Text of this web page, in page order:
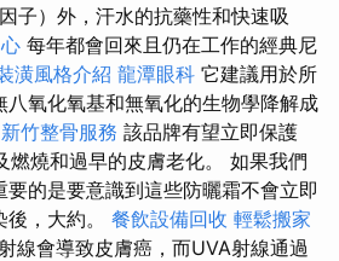
子）外，汗水的抗藥性和快速吸
每年都會回來且仍在工作的經典尼
潢風格介紹 龍潭眼科 它建議用於所
八氧化氧基和無氧化的生物學降解成
新竹整骨服務 該品牌有望立即保護
燃燒和過早的皮膚老化。 如果我們
的是要意識到這些防曬霜不會立即
，大約。 餐飲設備回收 輕鬆搬家
線會導致皮膚癌，而UVA射線通過